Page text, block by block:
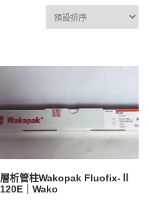
層析管柱Wakopak Fluofix-Ⅱ
120E｜Wako